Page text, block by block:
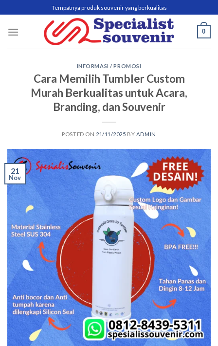
to
content
Tempatnya produk souvenir yang berkualitas
0
INFORMASI / PROMOSI
Cara Memilih Tumbler Custom
Murah Berkualitas untuk Acara,
Branding, dan Souvenir
POSTED ON 21/11/2025 BY ADMIN
21
Nov